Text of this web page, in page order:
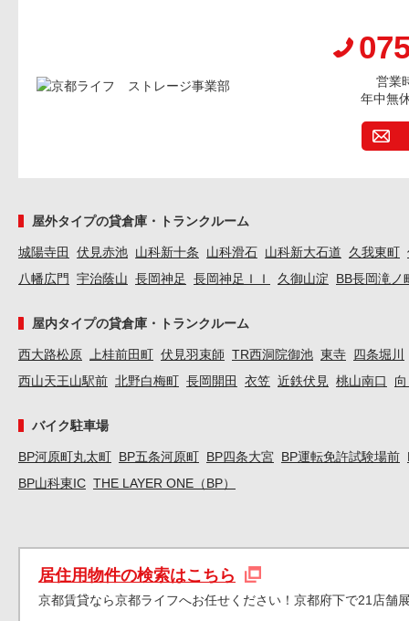
営業
年中無
屋外タイプの貸倉庫・トランクルーム
城陽寺田 伏見赤池 山科新十条 山科滑石 山科新大石道 久我東町
八幡広門
宇治蔭山 長岡神足 長岡神足ＩＩ 久御山淀 BB長岡滝ノ
屋内タイプの貸倉庫・トランクルーム
西大路松原 上桂前田町 伏見羽束師 TR西洞院御池 東寺 四条堀川
西山天王山駅前 北野白梅町 長岡開田 衣笠 近鉄伏見 桃山南口
バイク駐車場
BP河原町丸太町 BP五条河原町 BP四条大宮 BP運転免許試験場前
BP山科東IC THE LAYER ONE（BP）
居住用物件の検索はこちら
京都賃貸なら京都ライフへお任せください！京都府下で21店舗